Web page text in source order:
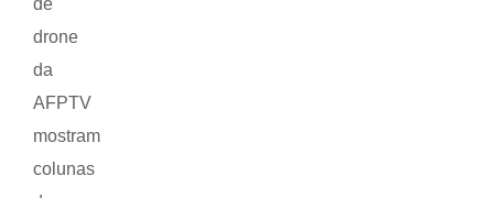
drone
da
AFPTV
mostram
colunas